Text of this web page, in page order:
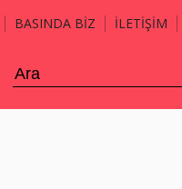
BASINDA BİZ İLETİŞİM